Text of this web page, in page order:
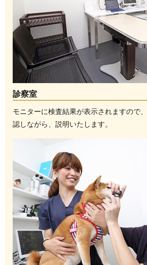
診察室
モニターに検査結果が表示されますので
認しながら、説明いたします。